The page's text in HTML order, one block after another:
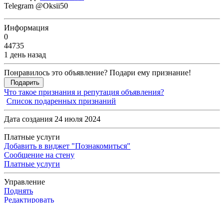
Telegram @Oksii50
Информация
0
44735
1 день назад
Понравилось это объявление? Подари ему признание!
Подарить
Что такое признания и репутация объявления?
Список подаренных признаний
Дата создания 24 июля 2024
Платные услуги
Добавить в виджет "Познакомиться"
Сообщение на стену
Платные услуги
Управление
Поднять
Редактировать